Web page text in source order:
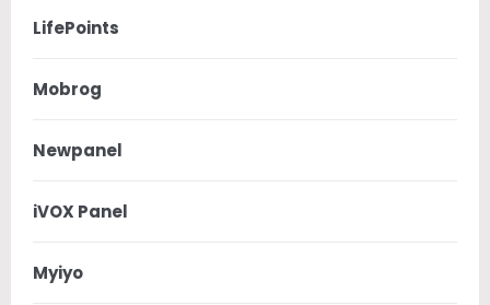
LifePoints
Mobrog
Newpanel
iVOX Panel
Myiyo